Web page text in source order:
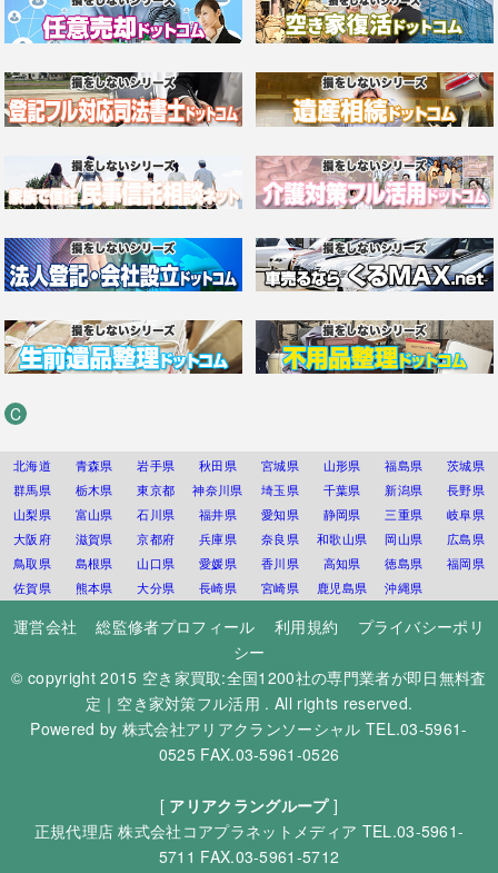
C
北海道 青森県 岩手県 秋田県 宮城県 山形県 福島県
茨城県
群馬県
栃木県 東京都 神奈川県 埼玉県 千葉県 新潟県
長野県
山梨県
富山県 石川県 福井県 愛知県 静岡県 三重県
岐阜県
大阪府
滋賀県 京都府 兵庫県 奈良県 和歌山県 岡山県
広島県
鳥取県
島根県 山口県 愛媛県 香川県 高知県 徳島県
福岡県
佐賀県
熊本県 大分県 長崎県 宮崎県 鹿児島県 沖縄県
運営会社 総監修者プロフィール 利用規約
プライバシーポリ
シー
© copyright 2015 空き家買取:全国1200社の専門業者が即日無料査
定｜空き家対策フル活用 . All rights reserved.
Powered by 株式会社アリアクランソーシャル TEL.03-5961-
0525 FAX.03-5961-0526
[ アリアクラングループ]
正規代理店株式会社コアプラネットメディア TEL.03-5961-
5711 FAX.03-5961-5712